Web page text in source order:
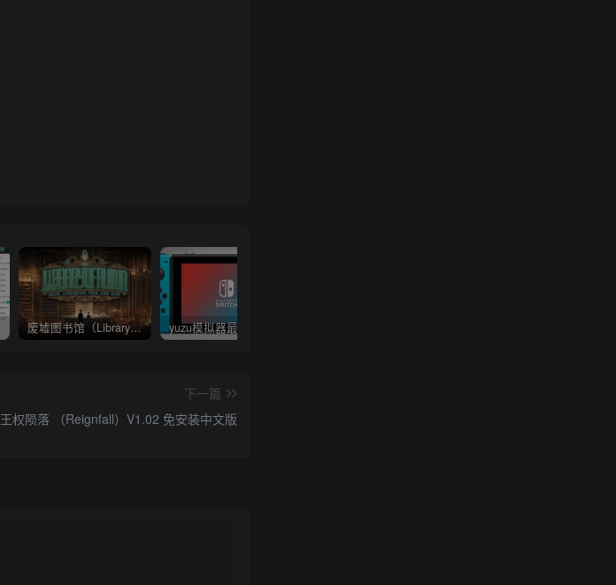
废墟图书馆（Library Of Ruina）v1.1.0.6a13 官中 附yuzu模拟器 本体+1.0.3升补
下一篇
王权陨落 （Reignfall）V1.02 免安装中文版